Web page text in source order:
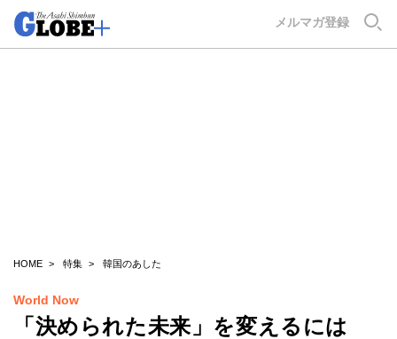
メルマガ登録
HOME 特集 韓国のあした
World Now
「決められた未来」を変えるには